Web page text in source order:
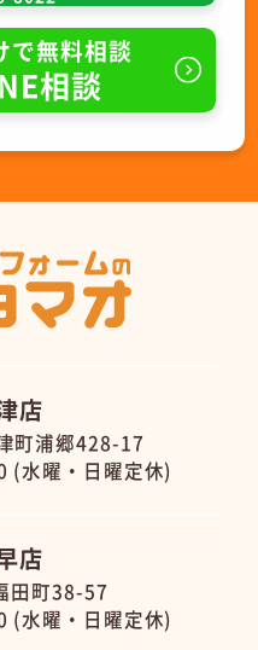
で無料相談
相談
店
町浦郷428-17
(水曜・日曜定休)
店
田町38-57
(水曜・日曜定休)